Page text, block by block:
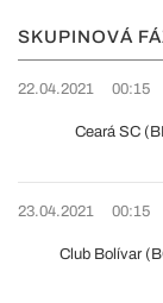
SKUPINOVÁ
22.04.2021 00:15
Ceará SC
23.04.2021 00:15
Club Bolívar